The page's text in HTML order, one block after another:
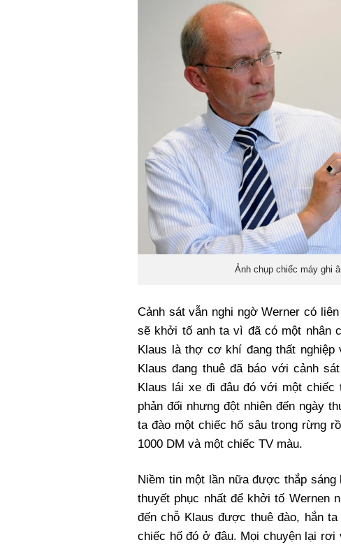
Ảnh chụp chiếc máy ghi
Cảnh sát vẫn nghi ngờ Werner có
sẽ khởi tố anh ta vì đã có một nhân
Klaus là thợ cơ khí đang thất
Klaus đang thuê đã báo với cảnh
Klaus lái xe đi đâu đó với một chiếc
phản đối nhưng đột nhiên đến ngày
ta đào một chiếc hố sâu trong rừng
1000 DM và một chiếc TV màu.
Niềm tin một lần nữa được thắp
thuyết phục nhất để khởi tố Wernen
đến chỗ Klaus được thuê đào, hắn
chiếc hố đó ở đâu. Mọi chuyện lại